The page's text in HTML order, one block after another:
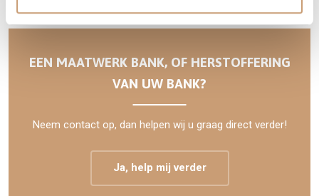
EEN MAATWERK BANK, OF HERSTOFFERING
VAN UW BANK?
Neem contact op, dan helpen wij u graag direct verder!
Ja, help mij verder